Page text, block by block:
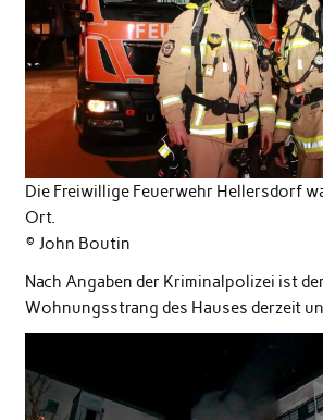
Die Freiwillige Feuerwehr Hellersdorf
Ort.
© John Boutin
Nach Angaben der Kriminalpolizei ist
Wohnungsstrang des Hauses derzeit